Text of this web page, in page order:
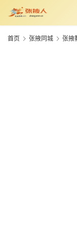
首页 张掖同城 张掖